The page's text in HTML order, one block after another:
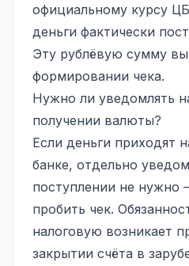
официальному курсу
деньги фактически
Эту рублёвую сумму
формировании чека.
Нужно ли уведомлять
получении валюты?
Если деньги приходят
банке, отдельно
поступлении не нужно
пробить чек.
налоговую возникает
закрытии счёта в